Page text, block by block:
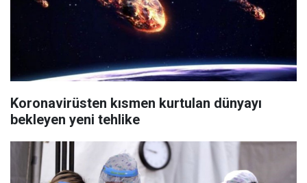
Koronavirüsten kısmen kurtulan dünyayı
bekleyen yeni tehlike